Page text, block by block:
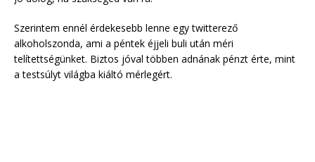
Szerintem ennél érdekesebb lenne egy twitterező
alkoholszonda, ami a péntek éjjeli buli után méri
telítettségünket. Biztos jóval többen adnának pénzt érte, mint
a testsúlyt világba kiáltó mérlegért.